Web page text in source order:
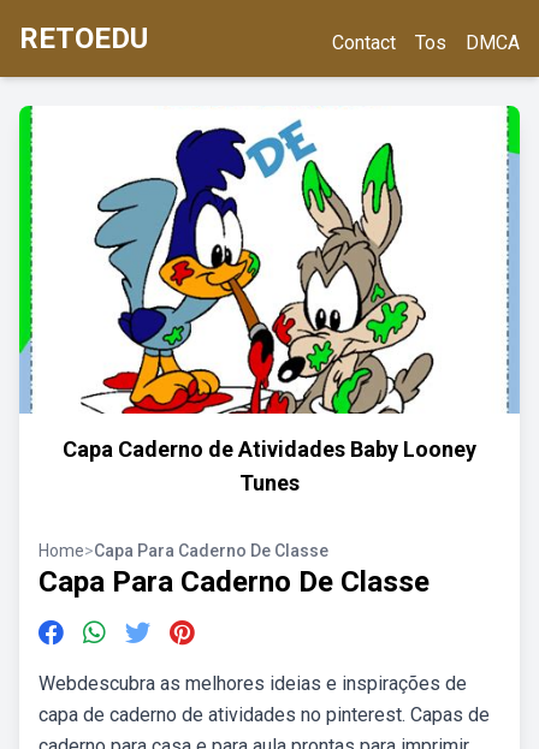
RETOEDU Contact Tos DMCA
Capa Caderno de Atividades Baby Looney
Tunes
Home>Capa Para Caderno De Classe
Capa Para Caderno De Classe
Webdescubra as melhores ideias e inspirações de
capa de caderno de atividades no pinterest. Capas de